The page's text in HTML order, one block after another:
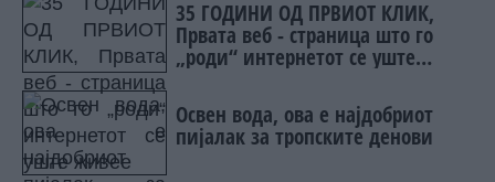
35 ГОДИНИ ОД ПРВИОТ КЛИК,
Првата веб - страница што го
„роди“ интернетот се уште
Освен вода, ова е најдобриот
пијалак за тропските денови